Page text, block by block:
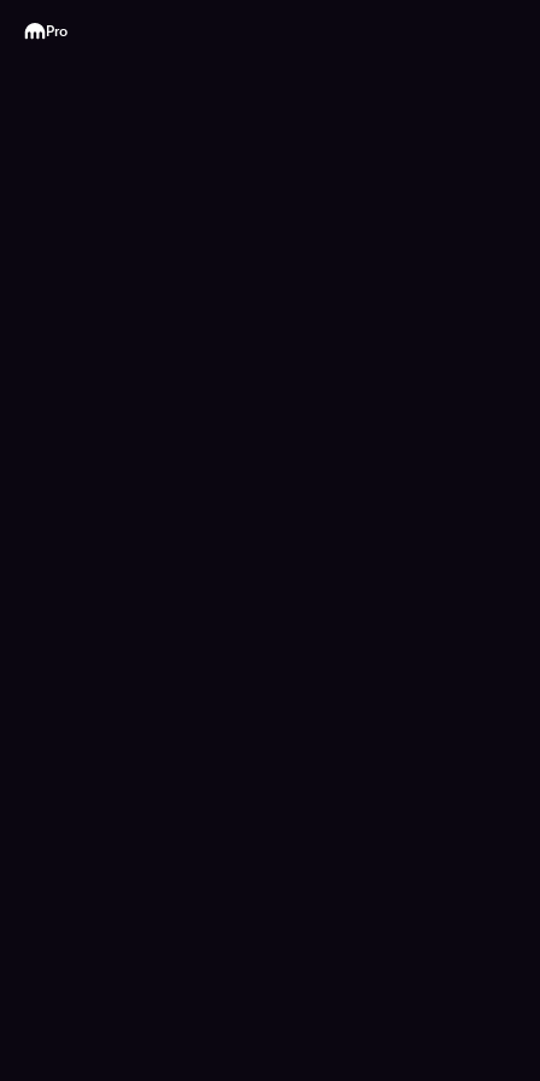
Kraken
Pro